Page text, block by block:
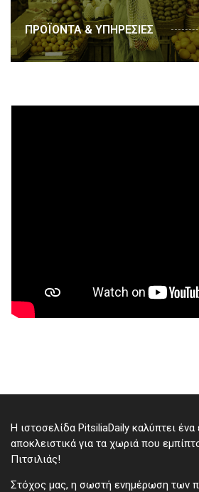
ΠΡΟΪΟΝΤΑ & ΥΠΗΡΕΣΙΕΣ
Η ιστοσελίδα PitsiliaDaily καλύπτει
αποκλειστικά για τα χωριά που
Πιτσιλιάς!
Στόχος μας, η σωστή ενημέρωση των